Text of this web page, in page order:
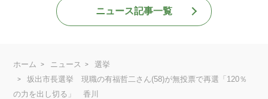
ニュース記事一覧
ホーム ニュース
選挙
坂出市長選挙 現職の有福哲二さん(58)が無投票で再選「120％
の力を出し切る」 香川